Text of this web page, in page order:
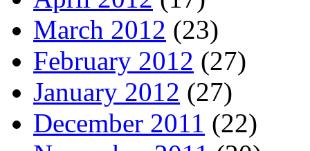
March 2012 (23)
February 2012 (27)
January 2012 (27)
December 2011 (22)